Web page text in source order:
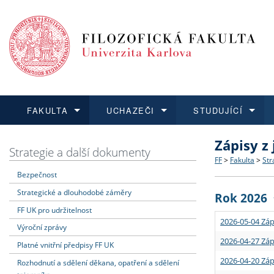
FAKULTA
Dozvědět se více
Struktura
Strategie
Podpora
UCHAZEČI
Podat přihlášku
Co
Učitelské
STUDUJÍCÍ
Dozvědět se více
Rigorózní
Dozvědět se více
O vědě a
Granty a
Dozvědět se více
Aktuální
Strategie a další dokumenty
Bezpečnost
Strategické a dlouhodobé záměry
FF UK pro udržitelnost
Výroční zprávy
Platné vnitřní předpisy FF UK
Rozhodnutí a sdělení děkana, opatření a sdělení
Zápisy
FF > Fakulta >
Rok 2026
2026-05-04
2026-04-27
2026-04-20